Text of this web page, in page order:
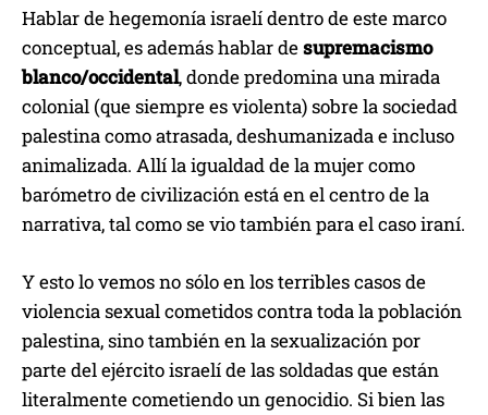
Hablar de hegemonía israelí dentro de este marco
conceptual, es además hablar desupremacismo
blanco/occidental, donde predomina una mirada
colonial (que siempre es violenta) sobre la sociedad
palestina como atrasada, deshumanizada e incluso
animalizada. Allí la igualdad de la mujer como
barómetro de civilización está en el centro de la
narrativa, tal como se vio también para el caso iraní.
Y esto lo vemos no sólo en los terribles casos de
violencia sexual cometidos contra toda la población
palestina, sino también en la sexualización por
parte del ejército israelí de las soldadas que están
literalmente cometiendo un genocidio. Si bien las